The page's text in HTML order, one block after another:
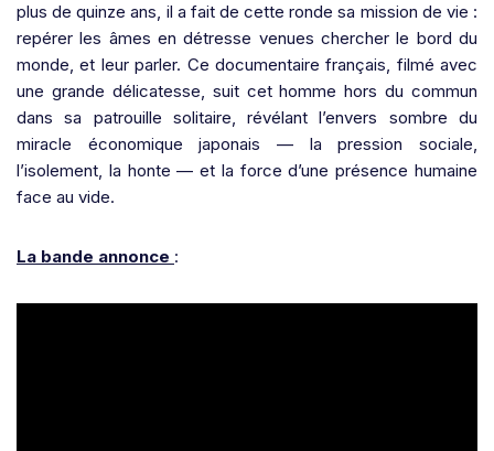
plus de quinze ans, il a fait de cette ronde sa mission de vie :
repérer les âmes en détresse venues chercher le bord du
monde, et leur parler. Ce documentaire français, filmé avec
une grande délicatesse, suit cet homme hors du commun
dans sa patrouille solitaire, révélant l’envers sombre du
miracle économique japonais — la pression sociale,
l’isolement, la honte — et la force d’une présence humaine
face au vide.
La bande annonce :